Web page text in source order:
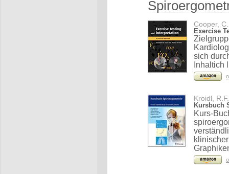
Cooper,
Exercise
sich
Inhaltich
Kroidl,
Kursbuch
Kurs-